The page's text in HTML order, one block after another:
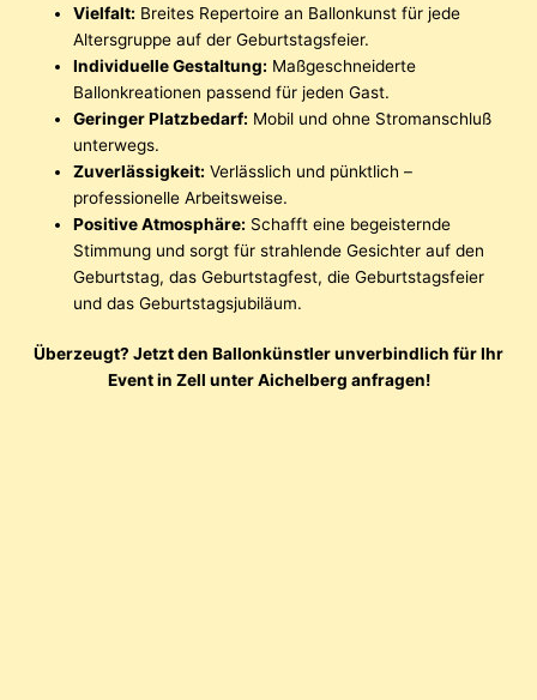
Vielfalt: Breites Repertoire an Ballonkunst für jede
Altersgruppe auf der Geburtstagsfeier.
Individuelle Gestaltung: Maßgeschneiderte
Ballonkreationen passend für jeden Gast.
Geringer Platzbedarf: Mobil und ohne Stromanschluß
unterwegs.
Zuverlässigkeit: Verlässlich und pünktlich –
professionelle Arbeitsweise.
Positive Atmosphäre: Schafft eine begeisternde
Stimmung und sorgt für strahlende Gesichter auf den
Geburtstag, das Geburtstagfest, die Geburtstagsfeier
und das Geburtstagsjubiläum.
Überzeugt? Jetzt den Ballonkünstler unverbindlich für Ihr
Event in Zell unter Aichelberg anfragen!